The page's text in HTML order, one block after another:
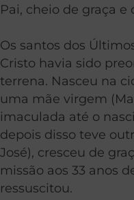
Pai, cheio de graça e
Os santos dos
Cristo havia sido
terrena. Nasceu na
uma mãe virgem
imaculada até o
depois disso teve
José), cresceu de
missão aos 33 anos
ressuscitou.